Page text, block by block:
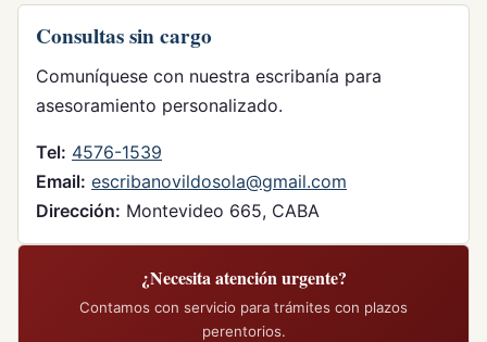
Consultas sin cargo
Comuníquese con nuestra escribanía para
asesoramiento personalizado.
Tel: 4576-1539
Email: escribanovildosola@gmail.com
Dirección: Montevideo 665, CABA
¿Necesita atención urgente?
Contamos con servicio para trámites con plazos
perentorios.